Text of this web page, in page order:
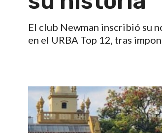
El club Newman inscribió su
en el URBA Top 12, tras